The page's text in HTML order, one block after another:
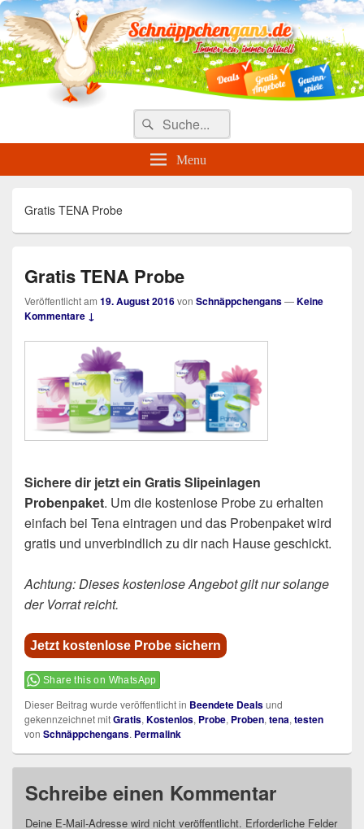
Täglich die besten Gewinnspiele
und Angebote
Search
for:
Suche
Menu
Gratis TENA Probe
Gratis TENA Probe
Veröffentlicht am 19. August 2016von Schnäppchengans—Keine
Kommentare ↓
Sichere dir jetzt ein Gratis Slipeinlagen
Probenpaket. Um die kostenlose Probe zu erhalten
einfach bei Tena eintragen und das Probenpaket wird
gratis und unverbindlich zu dir nach Hause geschickt.
Achtung: Dieses kostenlose Angebot gilt nur solange
der Vorrat reicht.
Jetzt kostenlose Probe sichern
Share this on WhatsApp
Dieser Beitrag wurde veröffentlicht in Beendete Dealsund
gekennzeichnet mitGratis,Kostenlos, Probe, Proben,tena,testen
von Schnäppchengans. Permalink
Schreibe einen Kommentar
Deine E-Mail-Adresse wird nicht veröffentlicht. Erforderliche Felder